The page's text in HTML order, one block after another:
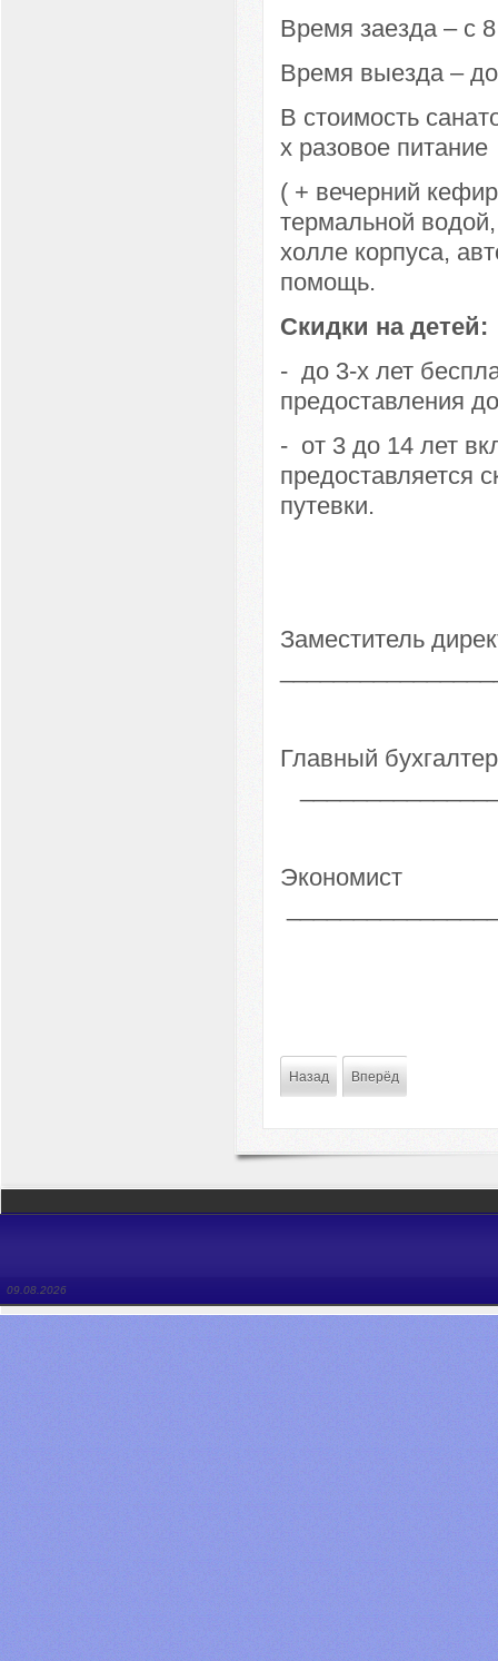
Время заезда – с
Время выезда –
В стоимость
х разовое питание
( + вечерний
термальной
холле корпуса,
помощь.
Скидки на детей:
- до 3-х лет
предоставления
- от 3 до 14 лет
предоставляется
путевки.
Заместитель
Назад Вперёд
09.08.2026